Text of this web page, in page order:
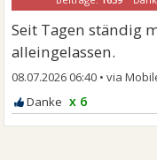
Seit Tagen ständig
alleingelassen.
08.07.2026 06:40 •
x 6